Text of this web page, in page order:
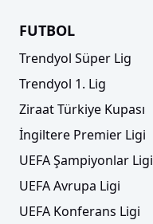
FUTBOL
Trendyol Süper Lig
Trendyol 1. Lig
Ziraat Türkiye Kupası
İngiltere Premier Ligi
UEFA Şampiyonlar Ligi
UEFA Avrupa Ligi
UEFA Konferans Ligi